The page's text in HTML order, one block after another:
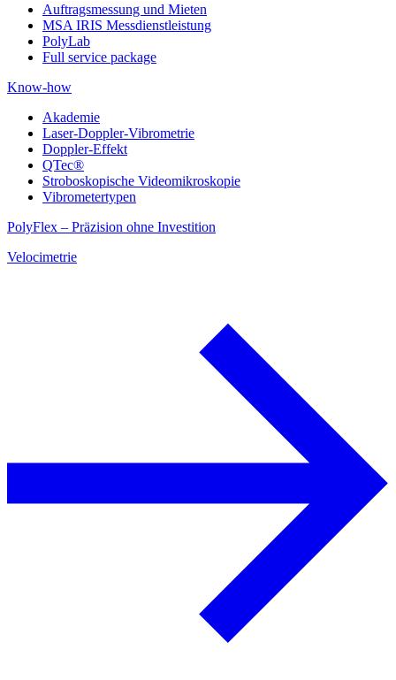
Auftragsmessung und Mieten
MSA IRIS Messdienstleistung
PolyLab
Full service package
Know-how
Akademie
Laser-Doppler-Vibrometrie
Doppler-Effekt
QTec®
Stroboskopische Videomikroskopie
Vibrometertypen
PolyFlex – Präzision ohne Investition
Velocimetrie